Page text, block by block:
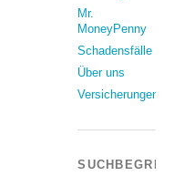
Mr.
MoneyPenny
Schadensfälle
Über uns
Versicherungen